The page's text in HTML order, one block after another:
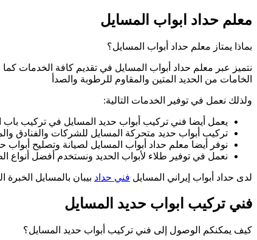
معلم حداد ابواب المسايل
بماذا يمتاز معلم حداد أبواب المسايل؟
نتميز عبر معلم حداد أبواب المسايل في تقديم كافة الخدمات
الخامات من الحديد المتين والمقاوم للرطوبة والصدأ
ولذلك نعمل في توفير الخدمات التالية:
يعمل أيضا فني تركيب أبواب حديد المسايل في تركيب باب
تركيب أبواب حديد متحركة المسايل للشركات والفنادق
نوفر أيضا معلم حداد أبواب المسايل لصيانة وتصليح أبواب
نعمل في توفير طلاء لأبواب الحديد ونستخدم أفضل أنواع
لدى حداد أبواب إيراني المسايل فني حداد بيبان بالمسايل
فني تركيب ابواب حديد المسايل
كيف يمكنكم الوصول إلى فني تركيب أبواب حديد المسايل؟